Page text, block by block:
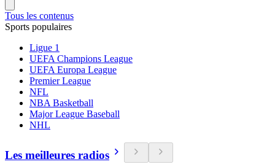
Tous les contenus
Sports populaires
Ligue 1
UEFA Champions League
UEFA Europa League
Premier League
NFL
NBA Basketball
Major League Baseball
NHL
Les meilleures radios